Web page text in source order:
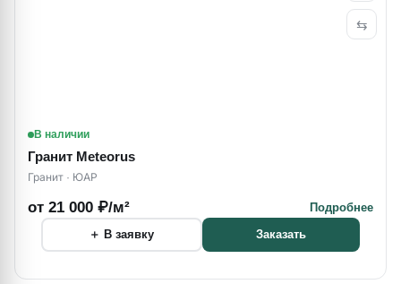
⇆
В наличии
Гранит Meteorus
Гранит · ЮАР
от 21 000 ₽/м² Подробнее
＋ В заявку Заказать